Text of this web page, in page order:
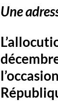
Une